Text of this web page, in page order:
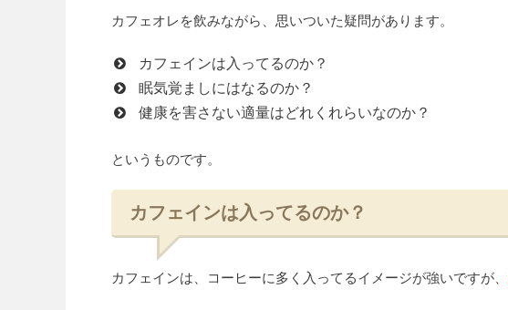
カフェオレを飲みながら、思いついた疑問があります。
カフェインは入ってるのか？
眠気覚ましにはなるのか？
健康を害さない適量はどれくれらいなのか？
というものです。
カフェインは入ってるのか？
カフェインは、コーヒーに多く入ってるイメージが強いですが、